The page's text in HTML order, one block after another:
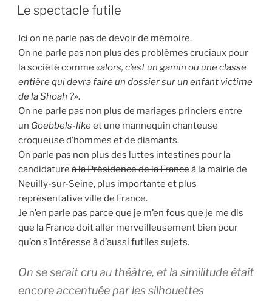
ON
Le spectacle futile
Ici on ne parle pas de devoir de mémoire.
On ne parle pas non plus des problèmes cruciaux pour
la société comme «alors, c’est un gamin ou une classe
entière qui devra faire un dossier sur un enfant victime
de la Shoah ?».
On ne parle pas non plus de mariages princiers entre
un Goebbels-likeet une mannequin chanteuse
croqueuse d’hommes et de diamants.
On parle pas non plus des luttes intestines pour la
candidature à la Présidence de la Franceà la mairie de
Neuilly-sur-Seine, plus importante et plus
représentative ville de France.
Je n’en parle pas parce que je m’en fous que je me dis
que la France doit aller merveilleusement bien pour
qu’on s’intéresse à d’aussi futiles sujets.
On se serait cru au théâtre, et la similitude était
encore accentuée par les silhouettes